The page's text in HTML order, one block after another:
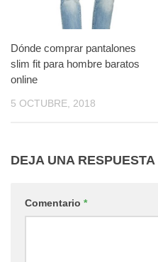
Dónde comprar pantalones
slim fit para hombre baratos
online
5 OCTUBRE, 2018
DEJA UNA RESPUESTA
Comentario *